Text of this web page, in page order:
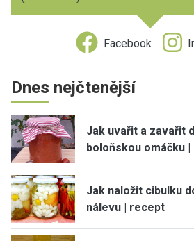
Facebook
Dnes nejčtenější
Jak uvařit a zavařit
boloňskou omáčku
Jak naložit cibulku
nálevu | recept